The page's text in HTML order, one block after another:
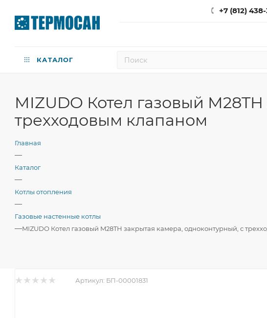
+7 (812)
КАТАЛОГ
MIZUDO Котел газовый
трехходовым клапаном
Главная
—
Каталог
—
Котлы отопления
—
Газовые настенные котлы
—MIZUDO Котел газовый M28TH закрытая камера, одноконтурный, с
Артикул: БП-00001831